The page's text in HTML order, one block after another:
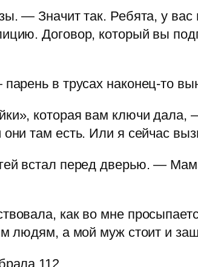
— Значит так. Ребята, у вас
Договор, который вы
в трусах наконец-то
которая вам ключи
они там есть. Или я сейчас
встал перед дверью. —
как во мне
людям, а мой муж стоит и
112.